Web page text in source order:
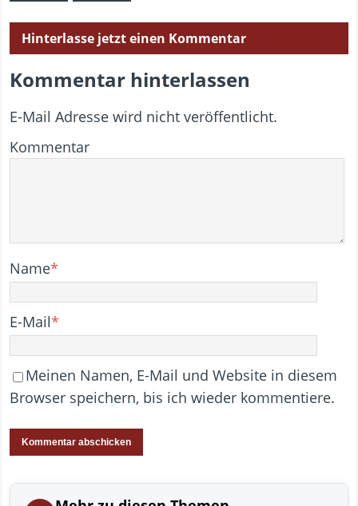
Hinterlasse jetzt einen Kommentar
Kommentar hinterlassen
E-Mail Adresse wird nicht veröffentlicht.
Kommentar
Name*
E-Mail*
Meinen Namen, E-Mail und Website in diesem
Browser speichern, bis ich wieder kommentiere.